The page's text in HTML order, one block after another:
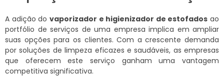
A adição do vaporizador e higienizador de estofados ao
portfólio de serviços de uma empresa implica em ampliar
suas opções para os clientes. Com a crescente demanda
por soluções de limpeza eficazes e saudáveis, as empresas
que oferecem este serviço ganham uma vantagem
competitiva significativa.